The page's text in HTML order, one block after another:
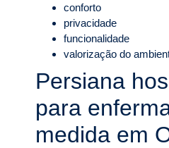
conforto
privacidade
funcionalidade
valorização do
Persiana
para
medida em